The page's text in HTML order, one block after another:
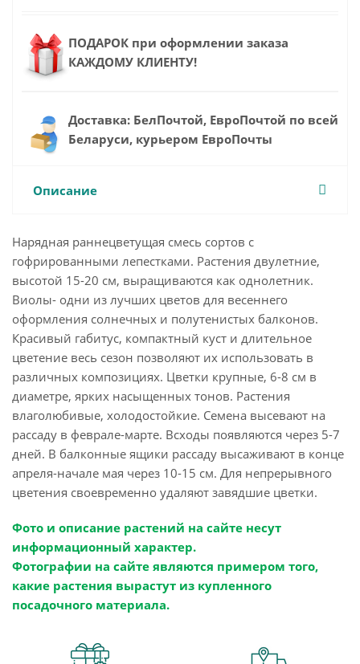
ПОДАРОК при оформлении заказа
КАЖДОМУ КЛИЕНТУ!
Доставка: БелПочтой, ЕвроПочтой по всей
Беларуси, курьером ЕвроПочты
Описание
Нарядная раннецветущая смесь сортов с
гофрированными лепестками. Растения двулетние,
высотой 15-20 см, выращиваются как однолетник.
Виолы- одни из лучших цветов для весеннего
оформления солнечных и полутенистых балконов.
Красивый габитус, компактный куст и длительное
цветение весь сезон позволяют их использовать в
различных композициях. Цветки крупные, 6-8 см в
диаметре, ярких насыщенных тонов. Растения
влаголюбивые, холодостойкие. Семена высевают на
рассаду в феврале-марте. Всходы появляются через 5-7
дней. В балконные ящики рассаду высаживают в конце
апреля-начале мая через 10-15 см. Для непрерывного
цветения своевременно удаляют завядшие цветки.
Фото и описание растений на сайте несут
информационный характер.
Фотографии на сайте являются примером того,
какие растения вырастут из купленного
посадочного материала.